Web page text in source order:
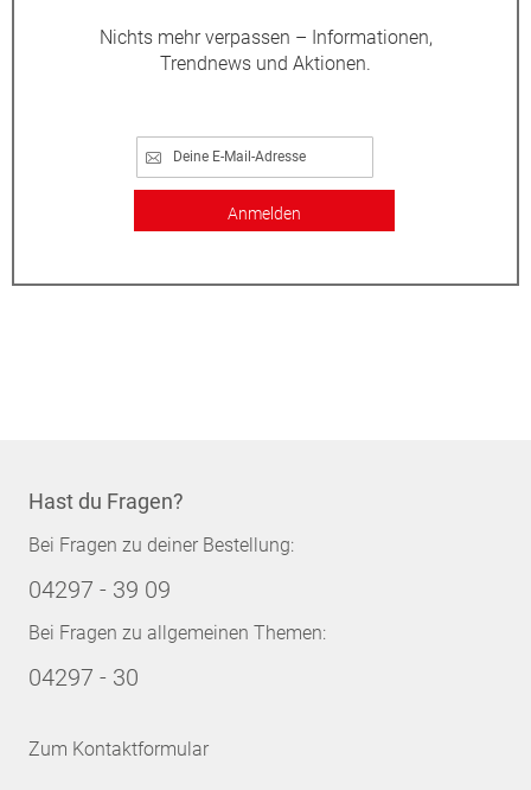
Nichts mehr verpassen – Informationen,
Trendnews und Aktionen.
Anmelden
Hast du Fragen?
Bei Fragen zu deiner Bestellung:
04297 - 39 09
Bei Fragen zu allgemeinen Themen:
04297 - 30
Zum Kontaktformular